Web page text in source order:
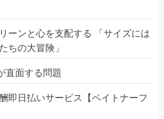
ーンと心を支配する 「サイズには
ちの大冒険」
直面する問題
即日払いサービス【ペイトナーフ